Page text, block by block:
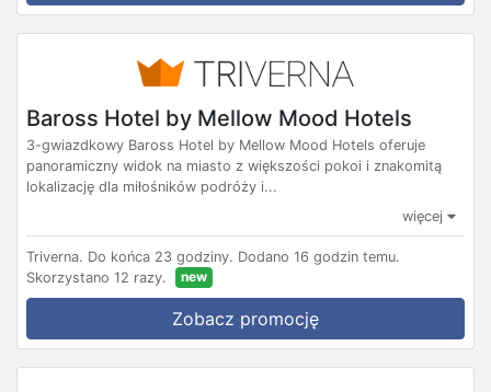
Baross Hotel by Mellow Mood Hotels
3-gwiazdkowy Baross Hotel by Mellow Mood Hotels oferuje
panoramiczny widok na miasto z większości pokoi i znakomitą
lokalizację dla miłośników podróży i...
więcej
Triverna. Do końca 23 godziny. Dodano 16 godzin temu.
Skorzystano 12 razy.
new
Zobacz promocję